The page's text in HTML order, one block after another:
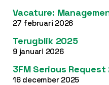
Vacature:
27 februari 2026
Terugblik 2025
9 januari 2026
3FM Serious Request
16 december 2025